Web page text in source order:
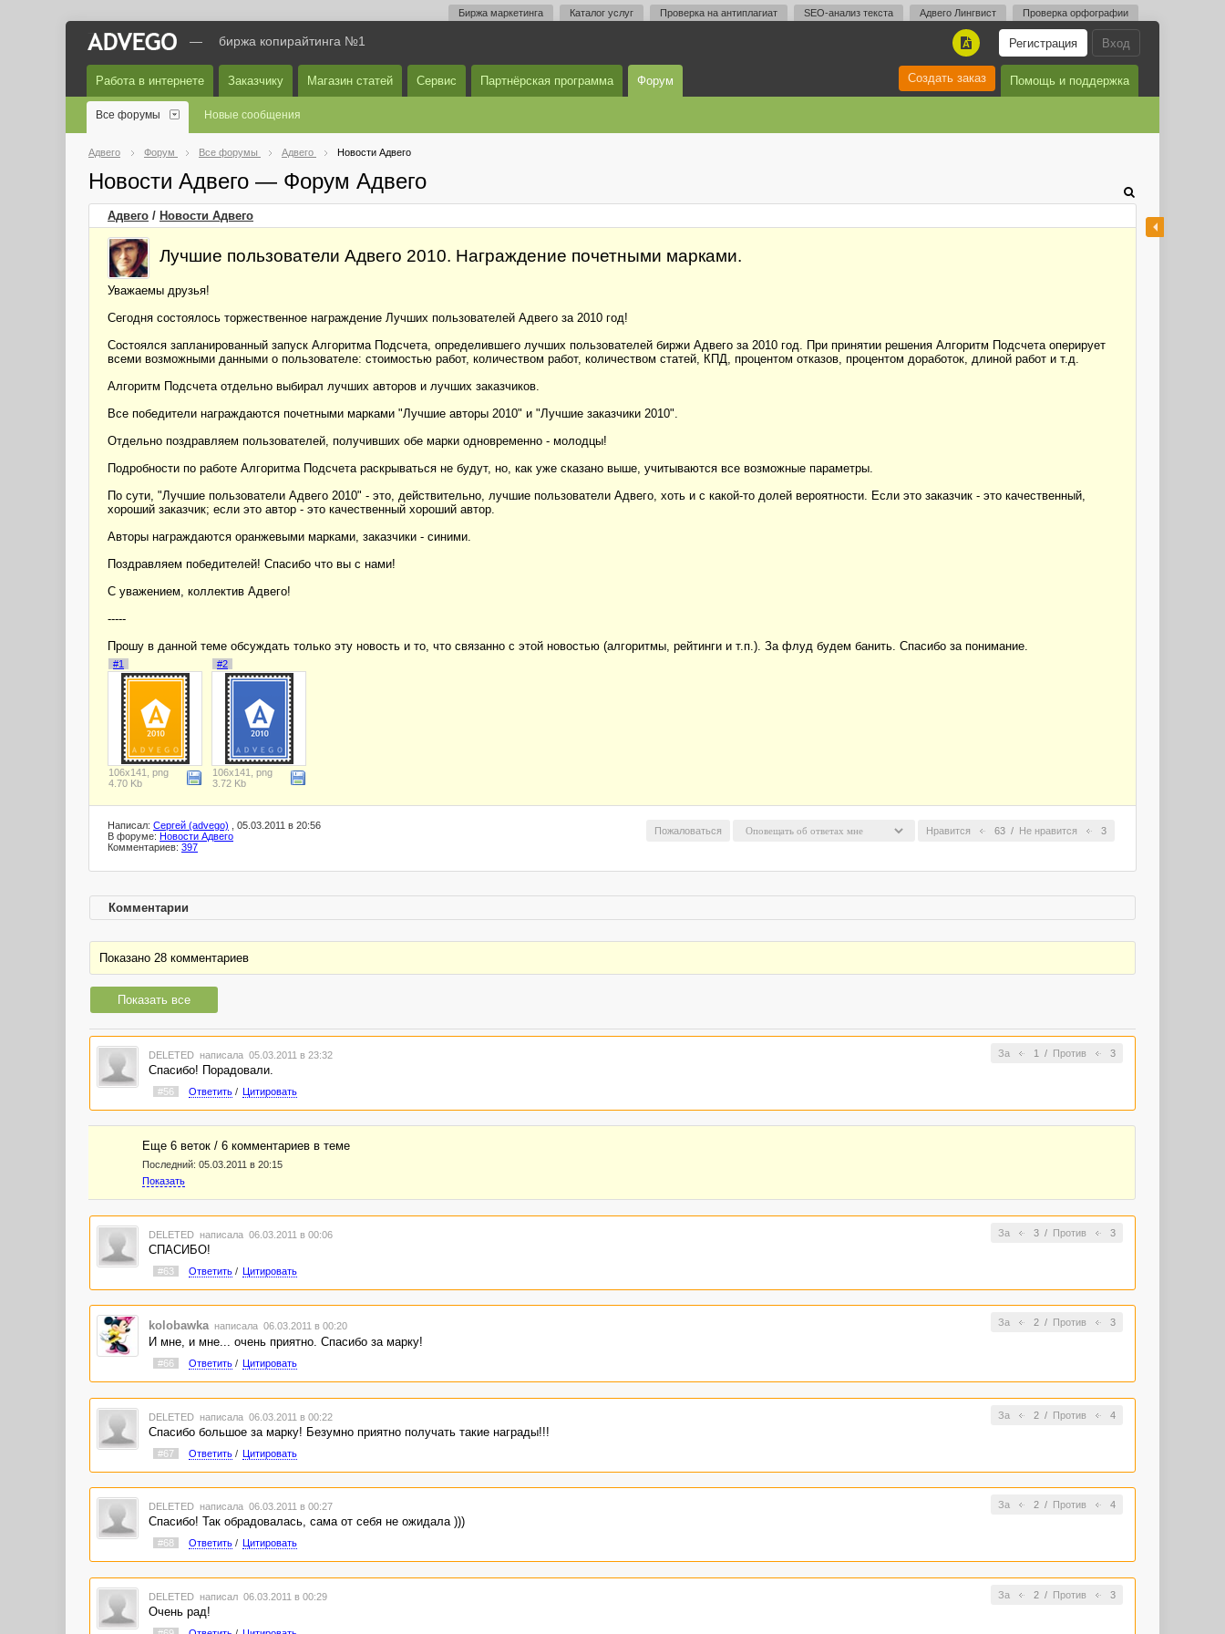
Биржа маркетинга Каталог услуг Проверка на антиплагиат SEO-анализ текста Адвего Лингвист Проверка орфографии
Вход
Регистрация
A
— биржа копирайтинга №1
Работа в интернете Заказчику Магазин статей Сервис Партнёрская программа Форум Помощь и поддержка
Создать заказ
Все форумы Новые сообщения
Адвего Форум Все форумы Адвего Новости Адвего
Новости Адвего — Форум Адвего
Адвего / Новости Адвего
Лучшие пользователи Адвего 2010. Награждение почетными марками.
Уважаемы друзья!
Сегодня состоялось торжественное награждение Лучших пользователей Адвего за 2010 год!
Состоялся запланированный запуск Алгоритма Подсчета, определившего лучших пользователей биржи Адвего за 2010 год. При принятии решения Алгоритм Подсчета оперирует
всеми возможными данными о пользователе: стоимостью работ, количеством работ, количеством статей, КПД, процентом отказов, процентом доработок, длиной работ и т.д.
Алгоритм Подсчета отдельно выбирал лучших авторов и лучших заказчиков.
Все победители награждаются почетными марками "Лучшие авторы 2010" и "Лучшие заказчики 2010".
Отдельно поздравляем пользователей, получивших обе марки одновременно - молодцы!
Подробности по работе Алгоритма Подсчета раскрываться не будут, но, как уже сказано выше, учитываются все возможные параметры.
По сути, "Лучшие пользователи Адвего 2010" - это, действительно, лучшие пользователи Адвего, хоть и с какой-то долей вероятности. Если это заказчик - это качественный,
хороший заказчик; если это автор - это качественный хороший автор.
Авторы награждаются оранжевыми марками, заказчики - синими.
Поздравляем победителей! Спасибо что вы с нами!
С уважением, коллектив Адвего!
-----
Прошу в данной теме обсуждать только эту новость и то, что связанно с этой новостью (алгоритмы, рейтинги и т.п.). За флуд будем банить. Спасибо за понимание.
#1
106x141, png
4.70 Kb
#2
106x141, png
3.72 Kb
Нравится 63 / Не нравится 3
Пожаловаться
Написал: Сергей (advego) , 05.03.2011 в 20:56
В форуме: Новости Адвего
Комментариев: 397
Комментарии
Показано 28 комментариев
Показать все
За 1 / Против 3
DELETED написала 05.03.2011 в 23:32
Спасибо! Порадовали.
#56 Ответить/ Цитировать
Еще 6 веток / 6 комментариев в темe
Последний: 05.03.2011 в 20:15
Показать
За 3/ Против 3
DELETED написала 06.03.2011 в 00:06
CПАСИБО!
#63 Ответить/ Цитировать
За 2/ Против 3
kolobawka написала 06.03.2011 в 00:20
И мне, и мне... очень приятно. Спасибо за марку!
#66 Ответить/ Цитировать
За 2/ Против 4
DELETED написала 06.03.2011 в 00:22
Спасибо большое за марку! Безумно приятно получать такие награды!!!
#67 Ответить/ Цитировать
За 2/ Против 4
DELETED написала 06.03.2011 в 00:27
Спасибо! Так обрадовалась, сама от себя не ожидала )))
#68 Ответить/ Цитировать
За 2/ Против 3
DELETED написал 06.03.2011 в 00:29
Очень рад!